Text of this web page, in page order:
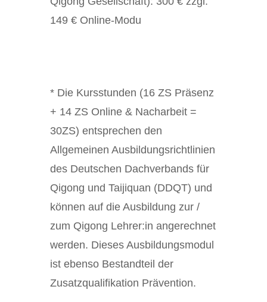
149 € Online-Modu
* Die Kursstunden (16 ZS Präsenz
+ 14 ZS Online & Nacharbeit =
30ZS) entsprechen den
Allgemeinen Ausbildungsrichtlinien
des Deutschen Dachverbands für
Qigong und Taijiquan (DDQT) und
können auf die Ausbildung zur /
zum Qigong Lehrer:in angerechnet
werden. Dieses Ausbildungsmodul
ist ebenso Bestandteil der
Zusatzqualifikation Prävention.